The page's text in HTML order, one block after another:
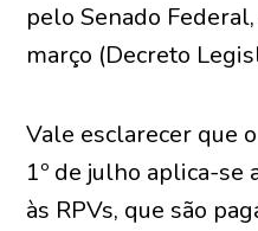
pelo Senado
março (Decreto
Vale esclarecer que
1º de julho aplica-se
às RPVs, que são